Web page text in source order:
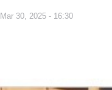
Mar 30, 2025 - 16:30